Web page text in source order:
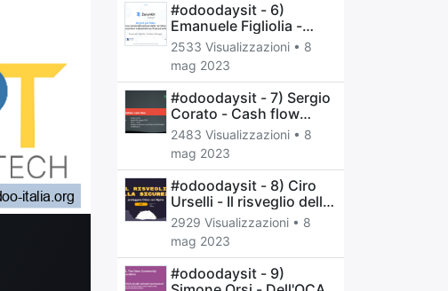
#odoodaysit - 6)
Emanuele Figliolia -
Efficienza e
automatizzazione della
raccolta dati nei
macchinari industriali
con l’Industrial IoT
2533 Visualizzazioni • 8
mag 2023
#odoodaysit - 7) Sergio
Corato - Cash flow
previsionale
2483 Visualizzazioni • 8
mag 2023
#odoodaysit - 8) Ciro
Urselli - Il risveglio della
sicurezza: proteggere
Odoo con Nginx
2929 Visualizzazioni • 8
mag 2023
#odoodaysit - 9)